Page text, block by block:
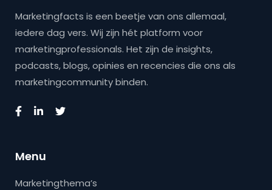
Marketingfacts is een beetje van ons allemaal,
iedere dag vers. Wij zijn hét platform voor
marketingprofessionals. Het zijn de insights,
podcasts, blogs, opinies en recencies die ons als
marketingcommunity binden.
Menu
Marketingthema’s